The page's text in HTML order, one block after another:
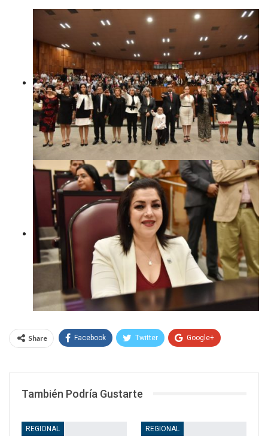
Share Facebook Twitter Google+
También Podría Gustarte
REGIONAL REGIONAL